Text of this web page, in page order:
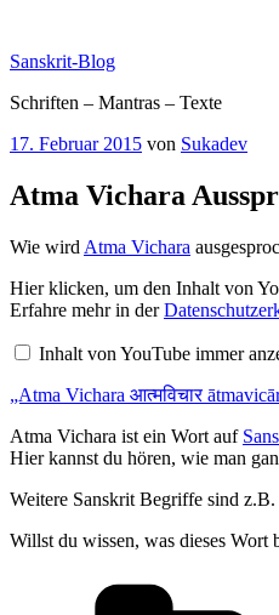
springen
Sanskrit-Blog
Schriften – Mantras – Texte
Veröffentlicht
17. Februar 2015 von Sukadev
Atma Vichara
Wie wird Atma Vichara
„Atma
Vichara
आत्मविचार
ātmavicāra
Sanskrit
von
anzeigen
Hier klicken, um den Inhalt von
Erfahre mehr in der
Inhalt von YouTube immer
„Atma Vichara आत्मविचार
Atma Vichara ist ein Wort auf
Hier kannst du hören, wie man
Weitere Sanskrit Begriffe sind z.B.
Willst du wissen, was dieses Wort